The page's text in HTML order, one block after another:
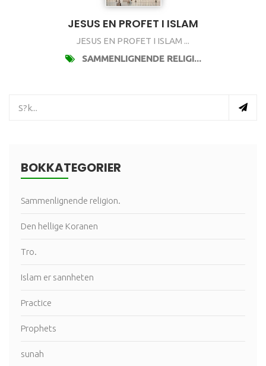
JESUS EN PROFET I ISLAM
JESUS EN PROFET I ISLAM ...
SAMMENLIGNENDE RELIGI...
BOKKATEGORIER
Sammenlignende religion.
Den hellige Koranen
Tro.
Islam er sannheten
Practice
Prophets
sunah